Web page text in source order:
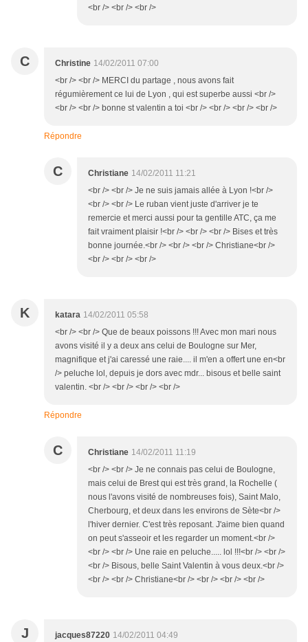
<br /> <br /> <br />
C Christine 14/02/2011 07:00
<br /> <br /> MERCI du partage , nous avons fait
régumièrement ce lui de Lyon , qui est superbe aussi <br />
<br /> <br /> bonne st valentin a toi <br /> <br /> <br /> <br />
Répondre
C Christiane 14/02/2011 11:21
<br /> <br /> Je ne suis jamais allée à Lyon !<br />
<br /> <br /> Le ruban vient juste d'arriver je te
remercie et merci aussi pour ta gentille ATC, ça me
fait vraiment plaisir !<br /> <br /> <br /> Bises et très
bonne journée.<br /> <br /> <br /> Christiane<br />
<br /> <br /> <br />
K katara 14/02/2011 05:58
<br /> <br /> Que de beaux poissons !!! Avec mon mari nous
avons visité il y a deux ans celui de Boulogne sur Mer,
magnifique et j'ai caressé une raie.... il m'en a offert une en<br
/> peluche lol, depuis je dors avec mdr... bisous et belle saint
valentin. <br /> <br /> <br /> <br />
Répondre
C Christiane 14/02/2011 11:19
<br /> <br /> Je ne connais pas celui de Boulogne,
mais celui de Brest qui est très grand, la Rochelle (
nous l'avons visité de nombreuses fois), Saint Malo,
Cherbourg, et deux dans les environs de Sète<br />
l'hiver dernier. C'est très reposant. J'aime bien quand
on peut s'asseoir et les regarder un moment.<br />
<br /> <br /> Une raie en peluche..... lol !!!<br /> <br />
<br /> Bisous, belle Saint Valentin à vous deux.<br />
<br /> <br /> Christiane<br /> <br /> <br /> <br />
J jacques87220 14/02/2011 04:49